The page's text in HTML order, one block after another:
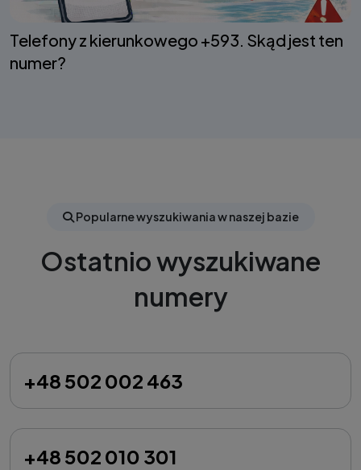
Telefony z kierunkowego +593. Skąd jest ten
numer?
Popularne wyszukiwania w naszej bazie
Ostatnio wyszukiwane
numery
+48 502 002 463
+48 502 010 301